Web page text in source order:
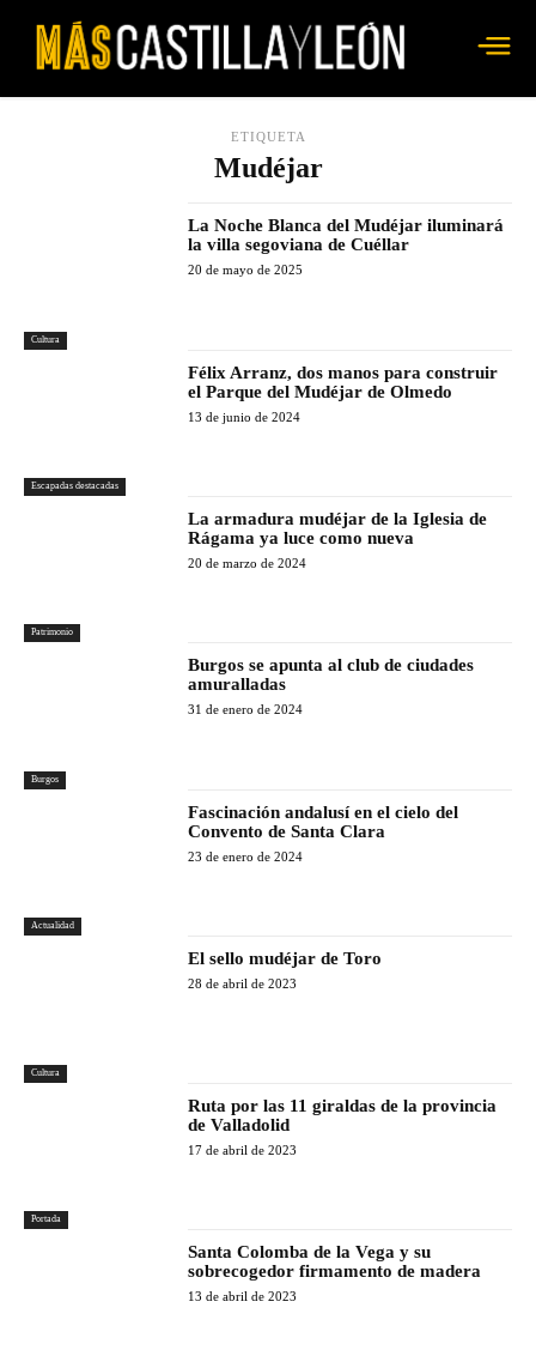
ETIQUETA
Mudéjar
Cultura
La Noche Blanca del Mudéjar iluminará
la villa segoviana de Cuéllar
20 de mayo de 2025
Escapadas destacadas
Félix Arranz, dos manos para construir
el Parque del Mudéjar de Olmedo
13 de junio de 2024
Patrimonio
La armadura mudéjar de la Iglesia de
Rágama ya luce como nueva
20 de marzo de 2024
Burgos
Burgos se apunta al club de ciudades
amuralladas
31 de enero de 2024
Actualidad
Fascinación andalusí en el cielo del
Convento de Santa Clara
23 de enero de 2024
Cultura
El sello mudéjar de Toro
28 de abril de 2023
Portada
Ruta por las 11 giraldas de la provincia
de Valladolid
17 de abril de 2023
Santa Colomba de la Vega y su
sobrecogedor firmamento de madera
13 de abril de 2023